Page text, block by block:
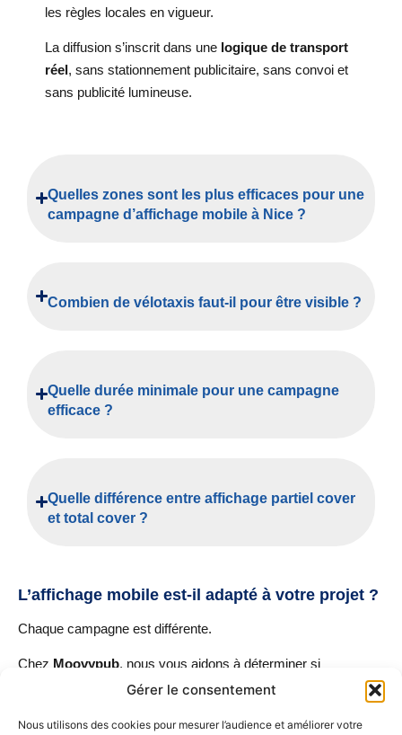
Gérer le consentement
Nous utilisons des cookies pour mesurer l’audience et améliorer votre
les règles locales en vigueur.
La diffusion s’inscrit dans une logique de transport
réel, sans stationnement publicitaire, sans convoi et
sans publicité lumineuse.
Quelles zones sont les plus efficaces pour une
campagne d’affichage mobile à Nice ?
Combien de vélotaxis faut-il pour être visible ?
Quelle durée minimale pour une campagne
efficace ?
Quelle différence entre affichage partiel cover
et total cover ?
L’affichage mobile est-il adapté à votre projet ?
Chaque campagne est différente.
Chez Moovypub, nous vous aidons à déterminer si
affichage mobile en vélotaxi, diffusé dans une